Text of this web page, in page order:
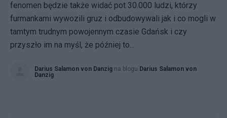
fenomen będzie także widać pot 30.000 ludzi, którzy
furmankami wywozili gruz i odbudowywali jak i co mogli w
tamtym trudnym powojennym czasie Gdańsk i czy
przyszło im na myśl, że później to...
Darius Salamon von Danzig na blogu Darius Salamon von
Danzig